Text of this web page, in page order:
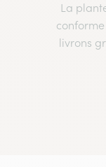
La
livrons